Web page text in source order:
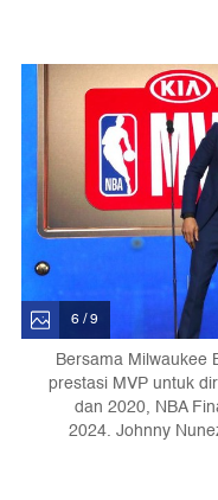
6 / 9
Bersama Milwaukee
prestasi MVP untuk
dan 2020, NBA
2024. Johnny